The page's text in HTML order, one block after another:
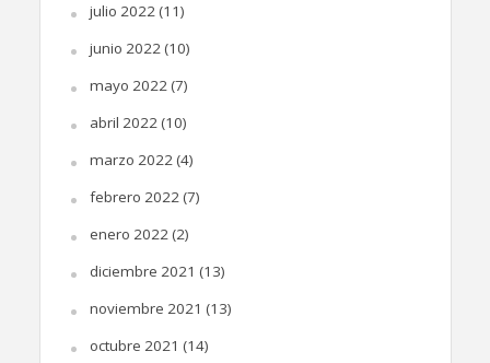
julio 2022(11)
junio 2022(10)
mayo 2022(7)
abril 2022(10)
marzo 2022(4)
febrero 2022(7)
enero 2022(2)
diciembre 2021 (13)
noviembre 2021 (13)
octubre 2021 (14)